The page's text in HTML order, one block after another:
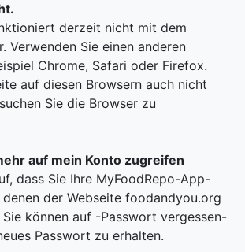
derzeit nicht mit dem
Verwenden Sie einen anderen
Chrome, Safari oder Firefox.
auf diesen Browsern auch nicht
Sie die Browser zu
auf mein Konto zugreifen
dass Sie Ihre MyFoodRepo-App-
der Webseite foodandyou.org
können auf -Passwort vergessen-
Passwort zu erhalten.